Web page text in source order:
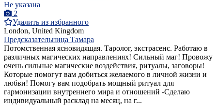
Не указана
2
Удалить из избранного
London, United Kingdom
Предсказательница Тамара
Потомственная ясновидящая. Таролог, экстрасенс. Работаю в
различных магических направлениях! Сильный маг! Провожу
очень сильные магические воздействия, ритуалы, заговоры!
Которые помогут вам добиться желаемого в личной жизни и
любви! Помогу вам подобрать мощный ритуал для
гармонизации внутреннего мира и отношений -Сделаю
индивидуальный расклад на месяц, на г...